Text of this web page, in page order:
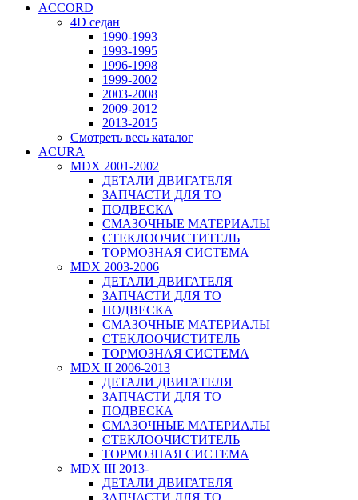
ACCORD
4D седан
1990-1993
1993-1995
1996-1998
1999-2002
2003-2008
2009-2012
2013-2015
Смотреть весь каталог
ACURA
MDX 2001-2002
ДЕТАЛИ ДВИГАТЕЛЯ
ЗАПЧАСТИ ДЛЯ ТО
ПОДВЕСКА
СМАЗОЧНЫЕ МАТЕРИАЛЫ
СТЕКЛООЧИСТИТЕЛЬ
ТОРМОЗНАЯ СИСТЕМА
MDX 2003-2006
ДЕТАЛИ ДВИГАТЕЛЯ
ЗАПЧАСТИ ДЛЯ ТО
ПОДВЕСКА
СМАЗОЧНЫЕ МАТЕРИАЛЫ
СТЕКЛООЧИСТИТЕЛЬ
ТОРМОЗНАЯ СИСТЕМА
MDX II 2006-2013
ДЕТАЛИ ДВИГАТЕЛЯ
ЗАПЧАСТИ ДЛЯ ТО
ПОДВЕСКА
СМАЗОЧНЫЕ МАТЕРИАЛЫ
СТЕКЛООЧИСТИТЕЛЬ
ТОРМОЗНАЯ СИСТЕМА
MDX III 2013-
ДЕТАЛИ ДВИГАТЕЛЯ
ЗАПЧАСТИ ДЛЯ ТО